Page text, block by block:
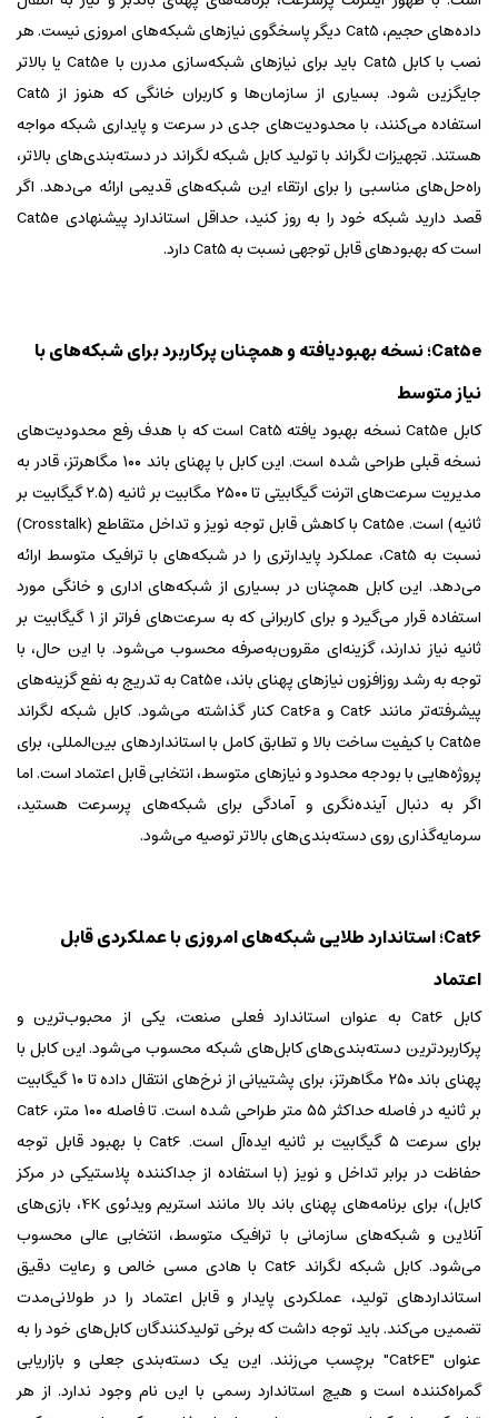
داده‌های حجیم، Cat5 دیگر پاسخگوی نیازهای شبکه‌های امروزی نیست. هر
نصب با کابل Cat5 باید برای نیازهای شبکه‌سازی مدرن با Cat5e یا بالاتر
جایگزین شود. بسیاری از سازمان‌ها و کاربران خانگی که هنوز از Cat5
استفاده می‌کنند، با محدودیت‌های جدی در سرعت و پایداری شبکه مواجه
هستند. تجهیزات لگراند با تولید کابل شبکه لگراند در دسته‌بندی‌های بالاتر،
راه‌حل‌های مناسبی را برای ارتقاء این شبکه‌های قدیمی ارائه می‌دهد. اگر
قصد دارید شبکه خود را به روز کنید، حداقل استاندارد پیشنهادی Cat5e
است که بهبودهای قابل توجهی نسبت به Cat5 دارد.
Cat5e؛ نسخه بهبودیافته و همچنان پرکاربرد برای شبکه‌های با
نیاز متوسط
کابل Cat5e نسخه بهبود یافته Cat5 است که با هدف رفع محدودیت‌های
نسخه قبلی طراحی شده است. این کابل با پهنای باند ۱۰۰ مگاهرتز، قادر به
مدیریت سرعت‌های اترنت گیگابیتی تا ۲۵۰۰ مگابیت بر ثانیه (۲.۵ گیگابیت بر
ثانیه) است. Cat5e با کاهش قابل توجه نویز و تداخل متقاطع (Crosstalk)
نسبت به Cat5، عملکرد پایدارتری را در شبکه‌های با ترافیک متوسط ارائه
می‌دهد. این کابل همچنان در بسیاری از شبکه‌های اداری و خانگی مورد
استفاده قرار می‌گیرد و برای کاربرانی که به سرعت‌های فراتر از ۱ گیگابیت بر
ثانیه نیاز ندارند، گزینه‌ای مقرون‌به‌صرفه محسوب می‌شود. با این حال، با
توجه به رشد روزافزون نیازهای پهنای باند، Cat5e به تدریج به نفع گزینه‌های
پیشرفته‌تر مانند Cat6 و Cat6a کنار گذاشته می‌شود. کابل شبکه لگراند
Cat5e با کیفیت ساخت بالا و تطابق کامل با استانداردهای بین‌المللی، برای
پروژه‌هایی با بودجه محدود و نیازهای متوسط، انتخابی قابل اعتماد است. اما
اگر به دنبال آینده‌نگری و آمادگی برای شبکه‌های پرسرعت هستید،
سرمایه‌گذاری روی دسته‌بندی‌های بالاتر توصیه می‌شود.
Cat6؛ استاندارد طلایی شبکه‌های امروزی با عملکردی قابل
اعتماد
کابل Cat6 به عنوان استاندارد فعلی صنعت، یکی از محبوب‌ترین و
پرکاربردترین دسته‌بندی‌های کابل‌های شبکه محسوب می‌شود. این کابل با
پهنای باند ۲۵۰ مگاهرتز، برای پشتیبانی از نرخ‌های انتقال داده تا ۱۰ گیگابیت
بر ثانیه در فاصله حداکثر ۵۵ متر طراحی شده است. تا فاصله ۱۰۰ متر، Cat6
برای سرعت ۵ گیگابیت بر ثانیه ایده‌آل است. Cat6 با بهبود قابل توجه
حفاظت در برابر تداخل و نویز (با استفاده از جداکننده پلاستیکی در مرکز
کابل)، برای برنامه‌های پهنای باند بالا مانند استریم ویدئوی 4K، بازی‌های
آنلاین و شبکه‌های سازمانی با ترافیک متوسط، انتخابی عالی محسوب
می‌شود. کابل شبکه لگراند Cat6 با هادی مسی خالص و رعایت دقیق
استانداردهای تولید، عملکردی پایدار و قابل اعتماد را در طولانی‌مدت
تضمین می‌کند. باید توجه داشت که برخی تولیدکنندگان کابل‌های خود را به
عنوان "Cat6E" برچسب می‌زنند. این یک دسته‌بندی جعلی و بازاریابی
گمراه‌کننده است و هیچ استاندارد رسمی با این نام وجود ندارد. از هر